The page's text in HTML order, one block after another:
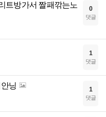
트방가서 짤패깎는노
0
댓글
1
댓글
닝 1
댓글